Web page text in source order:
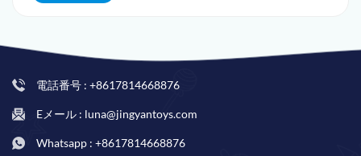
電話番号 : +8617814668876
Eメール : luna@jingyantoys.com
Whatsapp : +8617814668876